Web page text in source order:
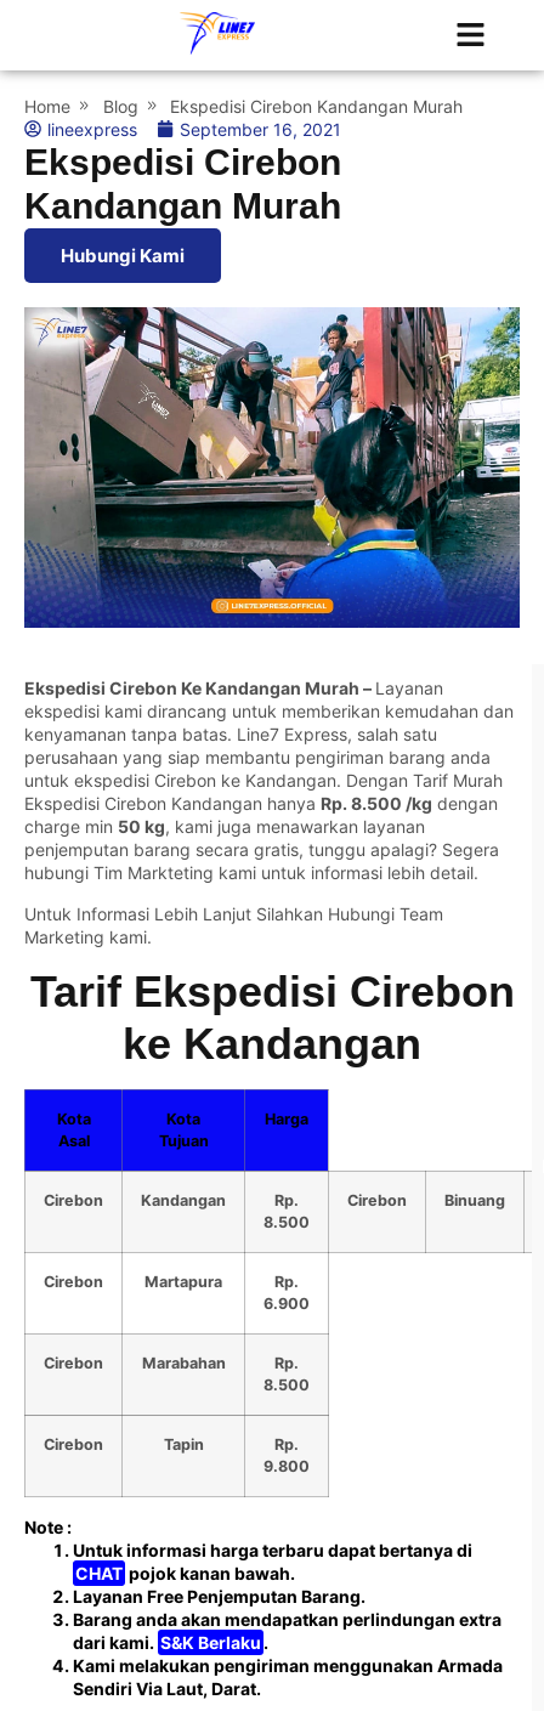
Home Blog
Ekspedisi Cirebon Kandangan Murah
lineexpress
September 16, 2021
Ekspedisi Cirebon
Kandangan Murah
Hubungi Kami
Ekspedisi Cirebon Ke Kandangan Murah – Layanan
ekspedisi kami dirancang untuk memberikan kemudahan dan
kenyamanan tanpa batas. Line7 Express, salah satu
perusahaan yang siap membantu pengiriman barang anda
untuk ekspedisi Cirebon ke Kandangan. Dengan Tarif Murah
Ekspedisi Cirebon Kandangan hanya Rp. 8.500 /kg dengan
charge min 50 kg, kami juga menawarkan layanan
penjemputan barang secara gratis, tunggu apalagi? Segera
hubungi Tim Markteting kami untuk informasi lebih detail.
Untuk Informasi Lebih Lanjut Silahkan Hubungi Team
Marketing kami.
Tarif Ekspedisi Cirebon
ke Kandangan
Kota
Asal
Kota
Tujuan
Harga
Cirebon Kandangan
Rp.
8.500
Cirebon
Binuang
Cirebon Martapura
Rp.
6.900
Cirebon Marabahan
Rp.
8.500
Cirebon Tapin
Rp.
9.800
Note :
Untuk informasi harga terbaru dapat bertanya di
CHAT pojok kanan bawah.
Layanan Free Penjemputan Barang.
Barang anda akan mendapatkan perlindungan extra
dari kami. S&K Berlaku .
Kami melakukan pengiriman menggunakan Armada
Sendiri Via Laut, Darat.